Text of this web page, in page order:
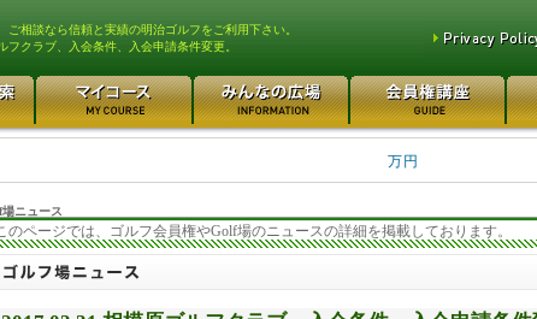
ご相談なら信頼と実績の明治ゴルフをご利用下さい。
フクラブ、入会条件、入会申請条件変更。
平塚富士見カントリークラ... 700万円 都留カントリー倶楽部 55
3400万円
さいたま梨花カントリーク...
万円
ニュース
のページでは、ゴルフ会員権やGolf場のニュースの詳細を掲載しております。